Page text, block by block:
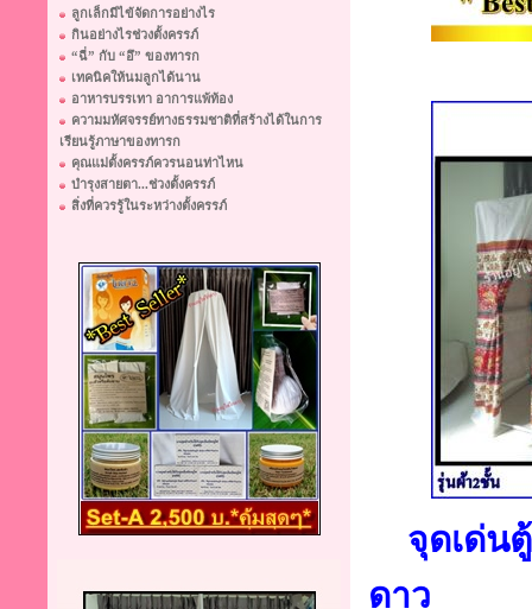
ลูกเล็กมีไข้จัดการอย่างไร
กินอย่างไรช่วงตั้งครรภ์
“ฉี่” กับ “อึ” ของทารก
เทคนิคให้นมลูกได้นาน
อาหารบรรเทา อาการแพ้ท้อง
ความมหัศจรรย์ทางธรรมชาติที่สร้างได้ในการ
เรียนรู้ภาษาของทารก
คุณแม่ตั้งครรภ์ควรนอนท่าไหน
บำรุงสายตา...ช่วงตั้งครรภ์
สิ่งที่ควรรู้ในระหว่างตั้งครรภ์
จุดเด่น
ดาว